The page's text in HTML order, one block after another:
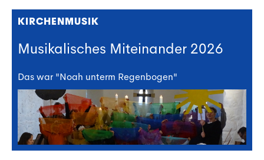
KIRCHENMUSIK
Musikalisches Miteinander 2026
Das war "Noah unterm Regenbogen"